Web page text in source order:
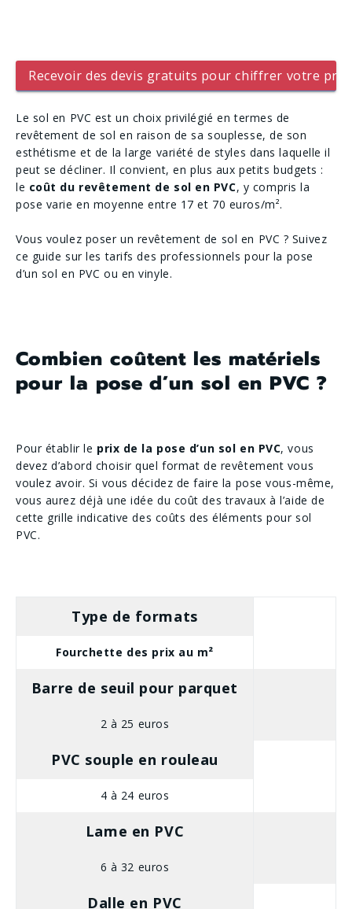
Recevoir des devis gratuits pour chiffrer votre
Le sol en PVC est un choix privilégié en termes de
revêtement de sol en raison de sa souplesse, de son
esthétisme et de la large variété de styles dans laquelle il
peut se décliner. Il convient, en plus aux petits budgets :
le coût du revêtement de sol en PVC, y compris la
pose varie en moyenne entre 17 et 70 euros/m².
Vous voulez poser un revêtement de sol en PVC ? Suivez
ce guide sur les tarifs des professionnels pour la pose
d’un sol en PVC ou en vinyle.
Combien coûtent les matériels
pour la pose d’un sol en PVC ?
Pour établir le prix de la pose d’un sol en PVC, vous
devez d’abord choisir quel format de revêtement vous
voulez avoir. Si vous décidez de faire la pose vous-même,
vous aurez déjà une idée du coût des travaux à l’aide de
cette grille indicative des coûts des éléments pour sol
PVC.
Type de formats
Fourchette des prix au m²
Barre de seuil pour parquet
2 à 25 euros
PVC souple en rouleau
4 à 24 euros
Lame en PVC
6 à 32 euros
Dalle en PVC